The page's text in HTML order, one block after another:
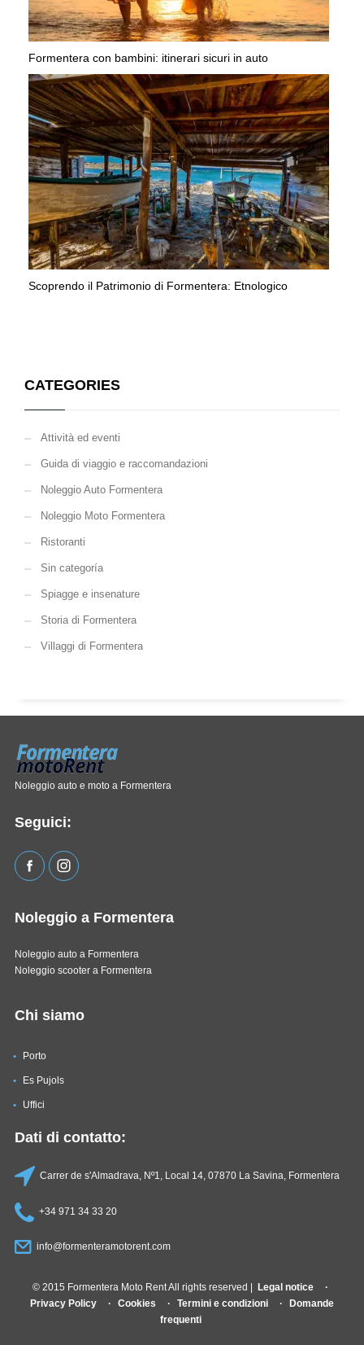
Formentera con bambini: itinerari sicuri in auto
Scoprendo il Patrimonio di Formentera: Etnologico
CATEGORIES
Attività ed eventi
Guida di viaggio e raccomandazioni
Noleggio Auto Formentera
Noleggio Moto Formentera
Ristoranti
Sin categoría
Spiagge e insenature
Storia di Formentera
Villaggi di Formentera
Noleggio auto e moto a Formentera
Seguici:
Noleggio a Formentera
Noleggio auto a Formentera
Noleggio scooter a Formentera
Chi siamo
Porto
Es Pujols
Uffici
Dati di contatto:
Carrer de s'Almadrava, Nº1, Local 14, 07870 La Savina, Formentera
+34 971 34 33 20
info@formenteramotorent.com
© 2015 Formentera Moto Rent All rights reserved | Legal notice
Privacy Policy
Cookies Termini e condizioni
Domande
frequenti